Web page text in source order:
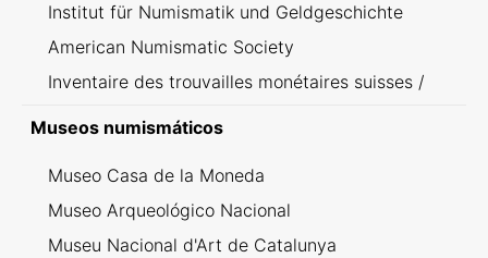
Institut für Numismatik und Geldgeschichte
American Numismatic Society
Inventaire des trouvailles monétaires suisses /
Museos numismáticos
Museo Casa de la Moneda
Museo Arqueológico Nacional
Museu Nacional d'Art de Catalunya